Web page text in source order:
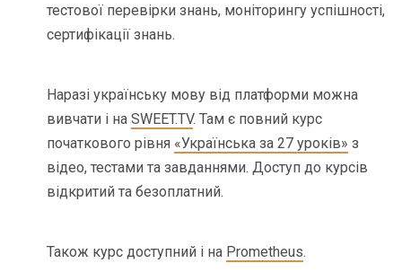
тестової перевірки знань, моніторингу успішності,
сертифікації знань.
Наразі українську мову від платформи можна
вивчати і наSWEET.TV. Там є повний курс
початкового рівня «Українська за 27 уроків» з
відео, тестами та завданнями. Доступ до курсів
відкритий та безоплатний.
Також курс доступний і на Prometheus.